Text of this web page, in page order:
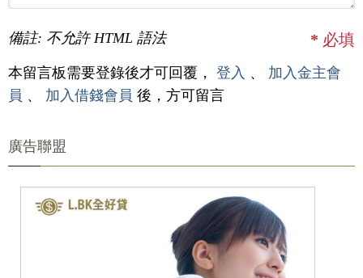
備註: 不允許 HTML 語法 * 必填
本留言板需要登錄後才可回覆， 登入 、 加入金主會
員 、 加入借錢會員 後，方可留言
廣告聯盟